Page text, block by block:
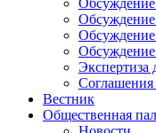
Соглашения
Вестник
Общественная